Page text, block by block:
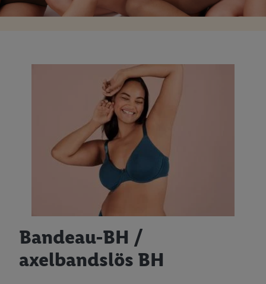
Bandeau-BH /
axelbandslös BH